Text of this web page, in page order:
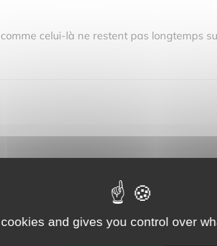
celui-là ne restent pas longtemps
and gives you control over